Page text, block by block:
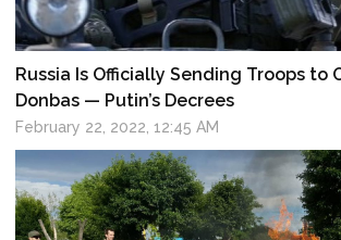
Russia Is Officially Sending Troops to
Donbas — Putin’s Decrees
February 22, 2022, 12:45 AM